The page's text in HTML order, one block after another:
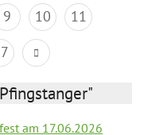
9 10
11
am 17.06.2026